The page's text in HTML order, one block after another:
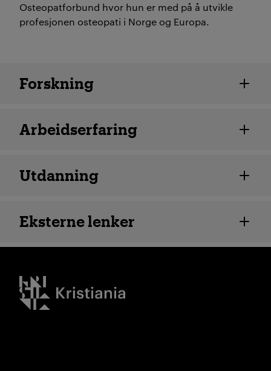
Osteopatforbund hvor hun er med på å utvikle
profesjonen osteopati i Norge og Europa.
Ansatte detaljer
Forskning
Arbeidserfaring
Utdanning
Eksterne lenker
Kristiania logo